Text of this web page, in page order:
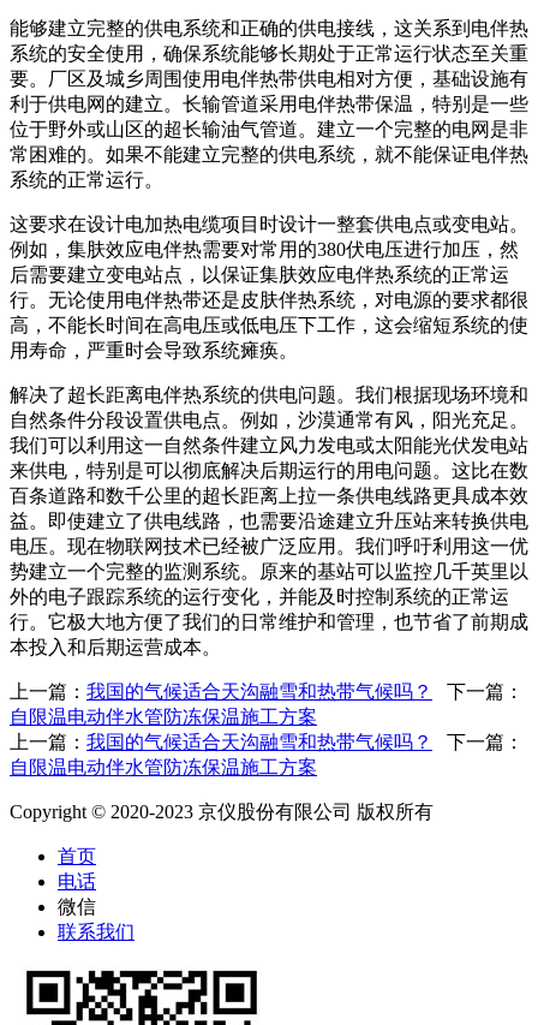
能够建立完整的供电系统和正确的供电接线，这关系到电伴热
系统的安全使用，确保系统能够长期处于正常运行状态至关重
要。厂区及城乡周围使用电伴热带供电相对方便，基础设施有
利于供电网的建立。长输管道采用电伴热带保温，特别是一些
位于野外或山区的超长输油气管道。建立一个完整的电网是非
常困难的。如果不能建立完整的供电系统，就不能保证电伴热
系统的正常运行。
这要求在设计电加热电缆项目时设计一整套供电点或变电站。
例如，集肤效应电伴热需要对常用的380伏电压进行加压，然
后需要建立变电站点，以保证集肤效应电伴热系统的正常运
行。无论使用电伴热带还是皮肤伴热系统，对电源的要求都很
高，不能长时间在高电压或低电压下工作，这会缩短系统的使
用寿命，严重时会导致系统瘫痪。
解决了超长距离电伴热系统的供电问题。我们根据现场环境和
自然条件分段设置供电点。例如，沙漠通常有风，阳光充足。
我们可以利用这一自然条件建立风力发电或太阳能光伏发电站
来供电，特别是可以彻底解决后期运行的用电问题。这比在数
百条道路和数千公里的超长距离上拉一条供电线路更具成本效
益。即使建立了供电线路，也需要沿途建立升压站来转换供电
电压。现在物联网技术已经被广泛应用。我们呼吁利用这一优
势建立一个完整的监测系统。原来的基站可以监控几千英里以
外的电子跟踪系统的运行变化，并能及时控制系统的正常运
行。它极大地方便了我们的日常维护和管理，也节省了前期成
本投入和后期运营成本。
上一篇： 我国的气候适合天沟融雪和热带气候吗？
下一篇：
自限温电动伴水管防冻保温施工方案
上一篇： 我国的气候适合天沟融雪和热带气候吗？
下一篇：
自限温电动伴水管防冻保温施工方案
Copyright © 2020-2023 京仪股份有限公司 版权所有
首页
电话
微信
联系我们